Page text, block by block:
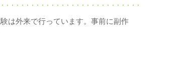
は外来で行っています。事前に副作